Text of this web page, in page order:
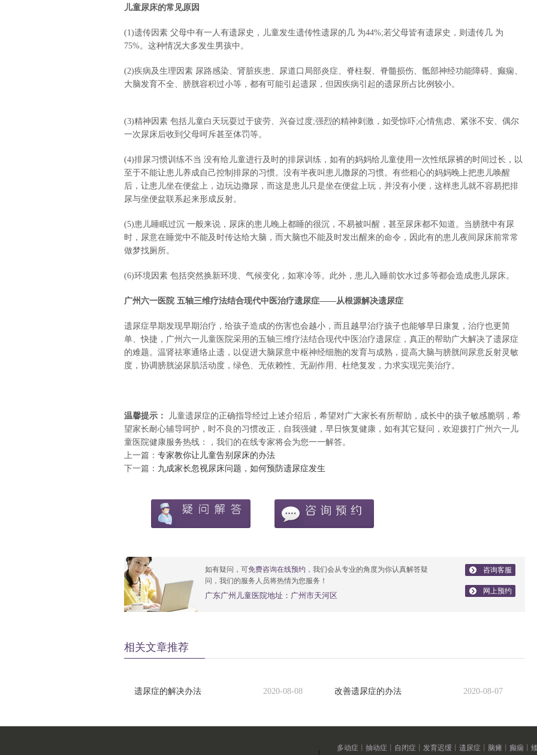
儿童尿床的常见原因
(1)遗传因素 父母中有一人有遗尿史，儿童发生遗传性遗尿的几 为44%;若父母皆有遗尿史，则遗传几 为
75%。这种情况大多发生男孩中。
(2)疾病及生理因素 尿路感染、肾脏疾患、尿道口局部炎症、脊柱裂、脊髓损伤、骶部神经功能障碍、癫痫、
大脑发育不全、膀胱容积过小等，都有可能引起遗尿，但因疾病引起的遗尿所占比例较小。
(3)精神因素 包括儿童白天玩耍过于疲劳、兴奋过度;强烈的精神刺激，如受惊吓;心情焦虑、紧张不安、偶尔
一次尿床后收到父母呵斥甚至体罚等。
(4)排尿习惯训练不当 没有给儿童进行及时的排尿训练，如有的妈妈给儿童使用一次性纸尿裤的时间过长，以
至于不能让患儿养成自己控制排尿的习惯。没有半夜叫患儿撒尿的习惯。有些粗心的妈妈晚上把患儿唤醒
后，让患儿坐在便盆上，边玩边撒尿，而这是患儿只是坐在便盆上玩，并没有小便，这样患儿就不容易把排
尿与坐便盆联系起来形成反射。
(5)患儿睡眠过沉 一般来说，尿床的患儿晚上都睡的很沉，不易被叫醒，甚至尿床都不知道。当膀胱中有尿
时，尿意在睡觉中不能及时传达给大脑，而大脑也不能及时发出醒来的命令，因此有的患儿夜间尿床前常常
做梦找厕所。
(6)环境因素 包括突然换新环境、气候变化，如寒冷等。此外，患儿入睡前饮水过多等都会造成患儿尿床。
广州六一医院 五轴三维疗法结合现代中医治疗遗尿症——从根源解决遗尿症
遗尿症早期发现早期治疗，给孩子造成的伤害也会越小，而且越早治疗孩子也能够早日康复，治疗也更简
单、快捷，广州六一儿童医院采用的五轴三维疗法结合现代中医治疗遗尿症，真正的帮助广大解决了遗尿症
的难题。温肾祛寒通络止遗，以促进大脑尿意中枢神经细胞的发育与成熟，提高大脑与膀胱间尿意反射灵敏
度，协调膀胱泌尿肌活动度，绿色、无依赖性、无副作用、杜绝复发，力求实现完美治疗。
温馨提示：
儿童遗尿症的正确指导经过上述介绍后，希望对广大家长有所帮助，成长中的孩子敏感脆弱，希
望家长耐心辅导呵护，时不良的习惯改正，自我强健，早日恢复健康，如有其它疑问，欢迎拨打广州六一儿
童医院健康服务热线：
，我们的在线专家将会为您一一解答。
上一篇： 专家教你让儿童告别尿床的办法
下一篇： 九成家长忽视尿床问题，如何预防遗尿症发生
如有疑问，可免费咨询在线预约 ，我们会从专业的角度为你认真解答疑
问，我们的服务人员将热情为您服务！
广东广州儿童医院地址：广州市天河区
咨询客服
网上预约
相关文章推荐
遗尿症的解决办法 2020-08-08 改善遗尿症的办法 2020-08-07
多动症 抽动症 自闭症 发育迟缓 遗尿症 脑瘫 癫痫